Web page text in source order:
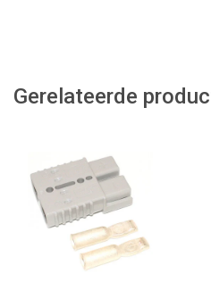
Gerelateerde